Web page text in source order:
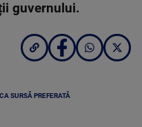
guvernului.
SURSĂ PREFERATĂ